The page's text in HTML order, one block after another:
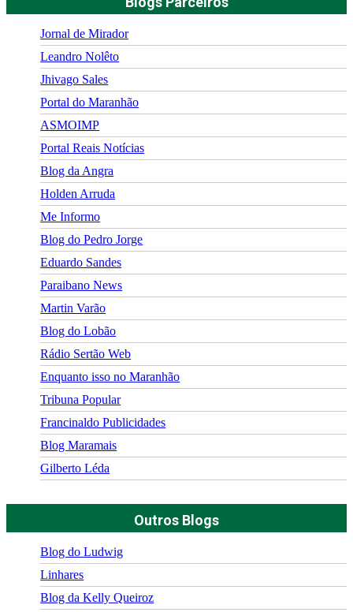
Jornal de Mirador
Leandro Nolêto
Jhivago Sales
Portal do Maranhão
ASMOIMP
Portal Reais Notí­cias
Blog da Angra
Holden Arruda
Me Informo
Blog do Pedro Jorge
Eduardo Sandes
Paraibano News
Martin Varão
Blog do Lobão
Rádio Sertão Web
Enquanto isso no Maranhão
Tribuna Popular
Francinaldo Publicidades
Blog Maramais
Gilberto Léda
Outros Blogs
Blog do Ludwig
Linhares
Blog da Kelly Queiroz